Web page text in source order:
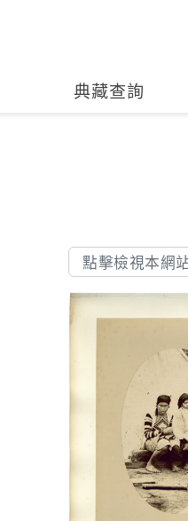
典藏查詢
點擊檢視本網